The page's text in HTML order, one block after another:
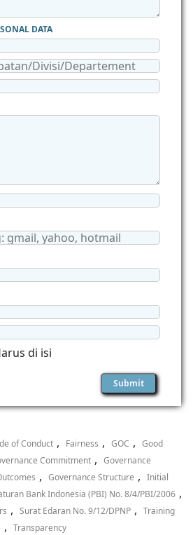
DATA
di isi
of Conduct , Fairness , GOC , Good
Commitment , Governance
, Governance Structure , Initial
Bank Indonesia (PBI) No. 8/4/PBI/2006 ,
, Surat Edaran No. 9/12/DPNP , Training
, Transparency